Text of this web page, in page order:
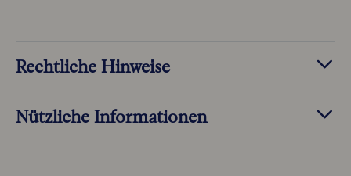
Rechtliche Hinweise
Nützliche Informationen